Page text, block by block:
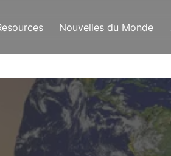
Nouvelles du Monde